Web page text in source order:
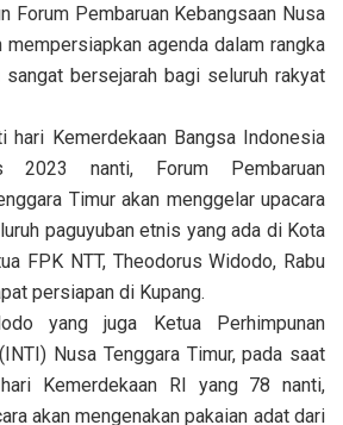
Forum Pembaruan Kebangsaan Nusa
mempersiapkan agenda dalam rangka
sangat bersejarah bagi seluruh rakyat
hari Kemerdekaan Bangsa Indonesia
2023 nanti, Forum Pembaruan
Timur akan menggelar upacara
paguyuban etnis yang ada di Kota
FPK NTT, Theodorus Widodo, Rabu
persiapan di Kupang.
yang juga Ketua Perhimpunan
Nusa Tenggara Timur, pada saat
Kemerdekaan RI yang 78 nanti,
akan mengenakan pakaian adat dari